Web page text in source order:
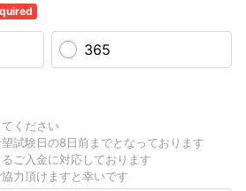
365
ください
試験日の8日前までとなっております
ご入金に対応しております
力頂けますと幸いです